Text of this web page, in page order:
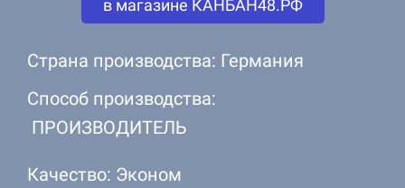
в магазине КАНБАН48.РФ
Страна производства: Германия
Способ производства:
ПРОИЗВОДИТЕЛЬ
Качество: Эконом